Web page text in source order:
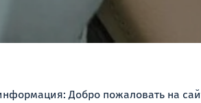
Добро пожаловать на